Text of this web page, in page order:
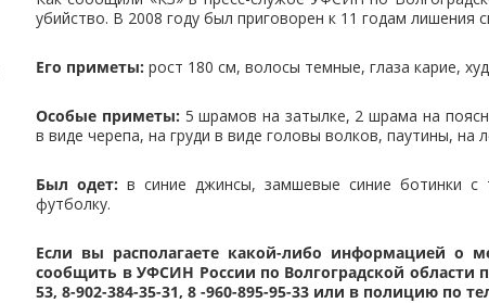
убийство. В 2008 году был приговорен к 11 годам лишения
Его приметы: рост 180 см, волосы темные, глаза карие,
Особые приметы: 5 шрамов на затылке, 2 шрама на
в виде черепа, на груди в виде головы волков, паутины,
Был одет: в синие джинсы, замшевые синие ботинки
футболку.
Если вы располагаете какой-либо информацией о
сообщить в УФСИН России по Волгоградской области
53, 8-902-384-35-31, 8 -960-895-95-33 или в полицию по